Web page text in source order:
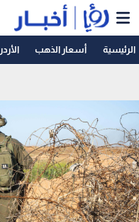
الرئيسية أسعار الذهب